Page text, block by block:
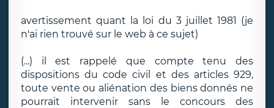
avertissement quant la loi du 3 juillet 1981 (je
n'ai rien trouvé sur le web à ce sujet)
(...) il est rappelé que compte tenu des
dispositions du code civil et des articles 929,
toute vente ou aliénation des biens donnés ne
pourrait intervenir sans le concours des